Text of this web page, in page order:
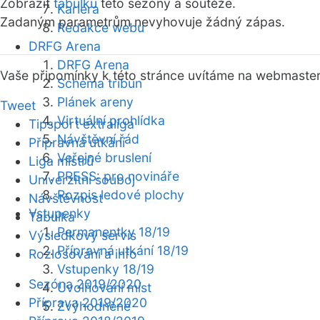
Kariéra
Redakce webu
DRFG Arena
DRFG Arena
Schéma tribun
Plánek areny
Virtuální prohlídka
Návštěvní řád
Veřejné bruslení
PRESS: pro novináře
Rozpis ledové plochy
Vstupenky
Permanentky 18/19
Přípravná utkání 18/19
Vstupenky 18/19
Uvolňování míst
Zvýhodněné
Zobrazit tabulku této sezóny a soutěže.
Zadaným parametrům nevyhovuje žádný zápas.
Vaše připomínky k této stránce uvítáme na webmaster
Tweet
Tipsport extraliga
Přípravná utkání
Liga mistrů
Univerzitní souboj
Návštěvnost
Tabulka
Výsledkový servis
Rozlosování a info
Sezóna 2019/2020
Příprava 2019/2020